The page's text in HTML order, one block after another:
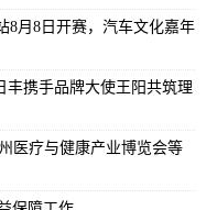
8月8日开赛，汽车文化嘉年
丰携手品牌大使王阳共筑理
医疗与健康产业博览会等